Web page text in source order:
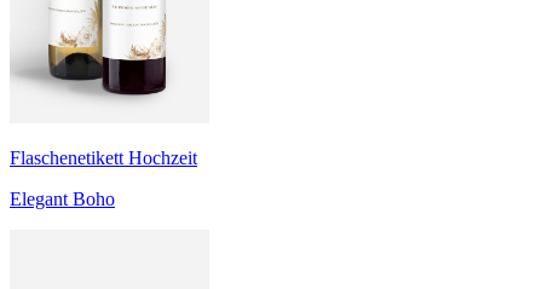
Flaschenetikett Hochzeit
Elegant Boho